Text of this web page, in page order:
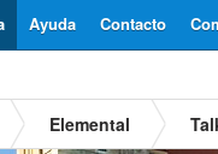
Contacto
Ayuda
Elemental